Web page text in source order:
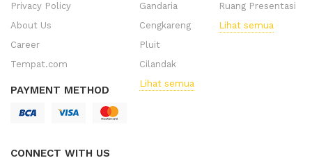
Privacy Policy
About Us
Career
Tempat.com
PAYMENT METHOD
CONNECT WITH US
Gandaria
Cengkareng
Pluit
Cilandak
Lihat semua
Ruang Presentasi
Lihat semua